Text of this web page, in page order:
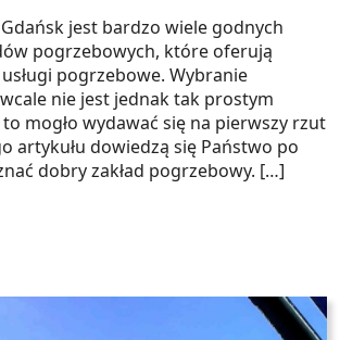
jest bardzo wiele godnych
pogrzebowych, które oferują
pogrzebowe. Wybranie
nie jest jednak tak prostym
mogło wydawać się na pierwszy rzut
artykułu dowiedzą się Państwo po
dobry zakład pogrzebowy. […]